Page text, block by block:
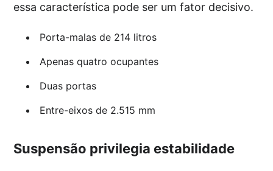
essa característica pode ser um fator decisivo.
Porta-malas de 214 litros
Apenas quatro ocupantes
Duas portas
Entre-eixos de 2.515 mm
Suspensão privilegia estabilidade